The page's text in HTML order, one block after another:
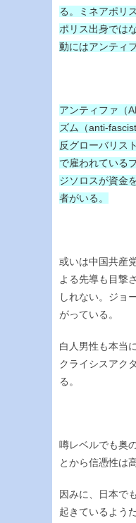
る。ミネアポリ
ポリス出身では
動にはアンティ
アンティファ（
ズム（anti-
反グローバリス
で雇われている
ジソロスが資金
者がいる。
或いは中国共産
よる先導も目撃
しれない。ジョ
がっている。
白人男性も本当
クライシスアク
る。
噂レベルでも奥
とから信憑性は
因みに、日本で
起きているよう